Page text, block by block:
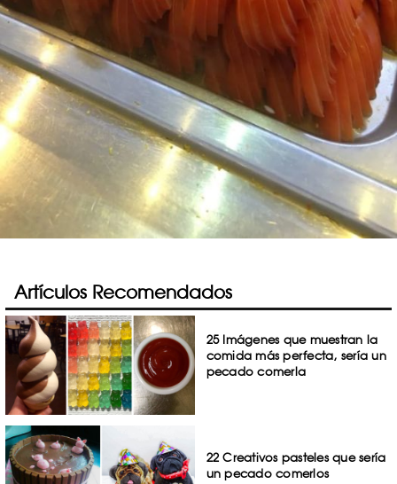
Artículos Recomendados
25 Imágenes que muestran la
comida más perfecta, sería un
pecado comerla
22 Creativos pasteles que sería
un pecado comerlos